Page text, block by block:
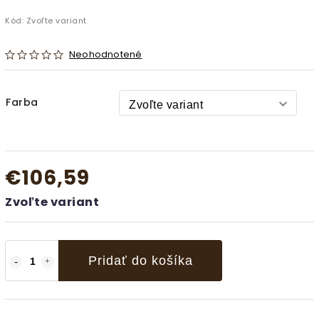
Kód: Zvoľte variant
Neohodnotené
Farba
€106,59
Zvoľte variant
Pridať do košíka